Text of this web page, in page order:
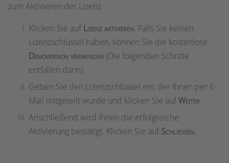
zum Aktivieren der Lizenz.
Klicken Sie auf Lizenz aktivieren. Falls Sie keinen
Lizenzschlüssel haben, können Sie die kostenlose
Demoversion verwenden (Die folgenden Schritte
entfallen dann).
Geben Sie den Lizenzschlüssel ein, der Ihnen per E-
Mail mitgeteilt wurde und klicken Sie aufWeiter.
Anschließend wird Ihnen die erfolgreiche
Aktivierung bestätigt. Klicken Sie aufSchließen.